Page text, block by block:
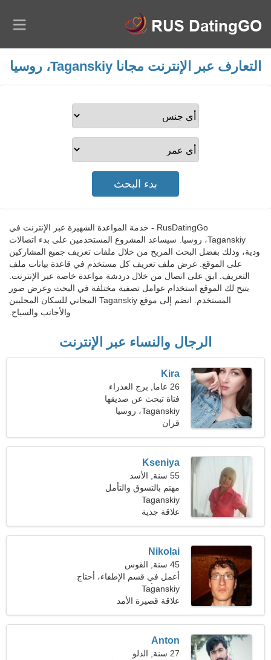
التعارف عبر الإنترنت مجانا Taganskiy، روسيا
RusDatingGo - خدمة المواعدة الشهيرة عبر الإنترنت في
Taganskiy، روسيا. سيساعد المشروع المستخدمين على بدء اتصالات
ودية، وذلك بفضل البحث المريح من خلال ملفات تعريف جميع المشاركين
على الموقع. عرض ملف تعريف كل مستخدم في قاعدة بيانات ملف
التعريف. ابق على اتصال من خلال دردشة مواعدة خاصة عبر الإنترنت.
يتيح لك الموقع استخدام عوامل تصفية مختلفة في البحث وعرض صور
المستخدم. انضم إلى موقع Taganskiy المجاني للسكان المحليين
والأجانب والسياح.
الرجال والنساء عبر الإنترنت
Kira
26 عاما, برج العذراء
فتاة تبحث عن صديقها
Taganskiy، روسيا
قران
Kseniya
55 سنة, الأسد
مهتم بالتسوق والتأمل
Taganskiy
علاقة جدية
Nikolai
45 سنة, القوس
أعمل في قسم الإطفاء، أحتاج
إلى امرأة ساحرة
Taganskiy
علاقة قصيرة الأمد
Anton
27 سنة, الدلو